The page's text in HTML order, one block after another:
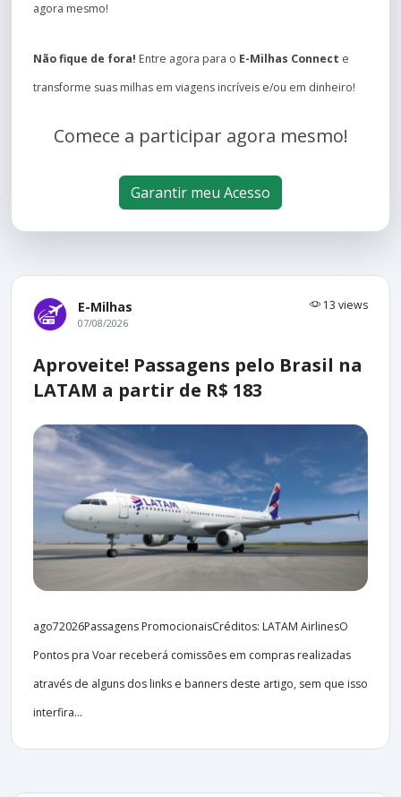
agora mesmo!
Não fique de fora! Entre agora para o E-Milhas Connect e
transforme suas milhas em viagens incríveis e/ou em dinheiro!
Comece a participar agora mesmo!
Garantir meu Acesso
E-Milhas 13 views
07/08/2026
Aproveite! Passagens pelo Brasil na
LATAM a partir de R$ 183
ago72026Passagens PromocionaisCréditos: LATAM AirlinesO
Pontos pra Voar receberá comissões em compras realizadas
através de alguns dos links e banners deste artigo, sem que isso
interfira...